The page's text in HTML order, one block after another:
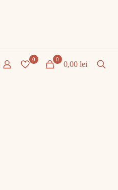
0 0
0,00 lei